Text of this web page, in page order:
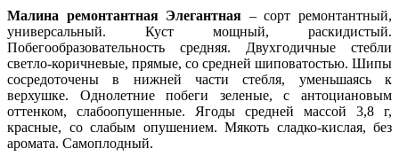
Малина ремонтантная Элегантная – сорт ремонтантный,
универсальный. Куст мощный, раскидистый.
Побегообразовательность средняя. Двухгодичные стебли
светло-коричневые, прямые, со средней шиповатостью. Шипы
сосредоточены в нижней части стебля, уменьшаясь к
верхушке. Однолетние побеги зеленые, с антоциановым
оттенком, слабоопушенные. Ягоды средней массой 3,8 г,
красные, со слабым опушением. Мякоть сладко-кислая, без
аромата. Самоплодный.